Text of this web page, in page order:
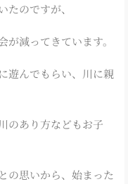
のですが、
減ってきています。
遊んでもらい、川に親
のあり方などもお子
の思いから、始まった